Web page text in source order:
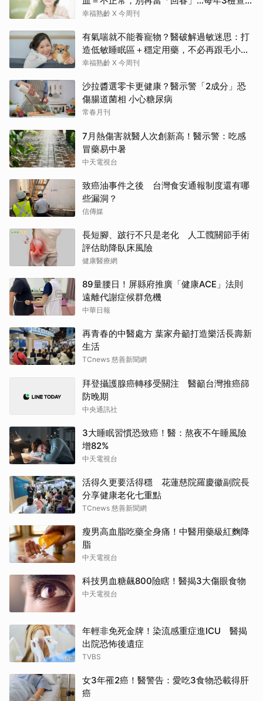
命：早期治癒率達9成5
幸福熟齡 X 今周刊
有氣喘就不能養寵物？醫破解過敏迷思：打
造低敏睡眠區＋穩定用藥，不必再跟毛小孩
分離
幸福熟齡 X 今周刊
沙拉醬選零卡更健康？醫示警「2成分」恐
傷腸道菌相 小心糖尿病
常春月刊
7月熱傷害就醫人次創新高！醫示警：吃感
冒藥易中暑
中天電視台
致癌油事件之後 台灣食安通報制度還有哪
些漏洞？
信傳媒
長短腳、跛行不只是老化 人工髖關節手術
評估助降臥床風險
健康醫療網
89量腰日！屏縣府推廣「健康ACE」法則
遠離代謝症候群危機
中華日報
再青春的中醫處方 葉家舟籲打造樂活長壽新
生活
TCnews 慈善新聞網
拜登攝護腺癌轉移受關注 醫籲台灣推癌篩
防晚期
中央通訊社
3大睡眠習慣恐致癌！醫：熬夜不午睡風險
增82%
中天電視台
活得久更要活得穩 花蓮慈院羅慶徽副院長
分享健康老化七重點
TCnews 慈善新聞網
瘦男高血脂吃藥全身痛！中醫用藥級紅麴降
脂
中天電視台
科技男血糖飆800險瞎！醫揭3大傷眼食物
中天電視台
年輕非免死金牌！染流感重症進ICU 醫揭
出院恐怖後遺症
TVBS
女3年罹2癌！醫警告：愛吃3食物恐載得肝
癌